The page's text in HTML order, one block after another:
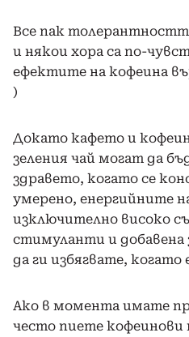
Все пак
и някои хора са по-
ефектите на кофеина
)
Докато кафето и
зеления чай могат да
здравето, когато се
умерено, енергийните
изключително високо
стимуланти и добавена
да ги избягвате,
Ако в момента имате
често пиете